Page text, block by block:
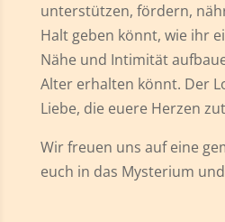
unterstützen, fördern,
Halt geben könnt, wie ihr
Nähe und Intimität
Alter erhalten könnt. Der
Liebe, die euere Herzen
Wir freuen uns auf eine
euch in das Mysterium